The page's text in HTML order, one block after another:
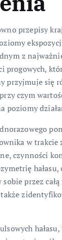
przepisy
z
progowych,
przyjmuje się
czym
poziomy
w trakcie
czynności
przez